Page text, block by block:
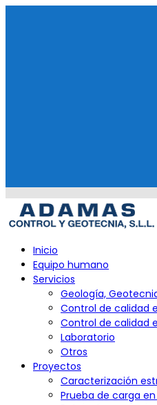
PrimaryInicio
Equipo humano
Servicios
Geología,
Control de calidad
Control de calidad
Laboratorio
Otros
Proyectos
Caracterización
Prueba de carga